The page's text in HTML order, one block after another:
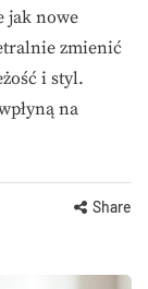
jak nowe
zmienić
i styl.
na
Share